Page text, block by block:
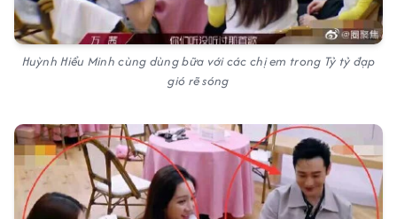
Huỳnh Hiểu Minh cùng dùng bữa với các chị em trong Tỷ tỷ đạp
gió rẽ sóng